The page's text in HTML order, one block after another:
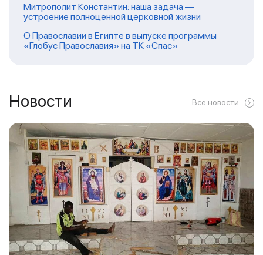
Митрополит Константин: наша задача —
устроение полноценной церковной жизни
О Православии в Египте в выпуске программы
«Глобус Православия» на ТК «Спас»
Новости Все новости